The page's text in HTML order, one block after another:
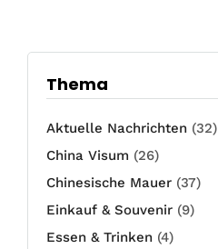
Thema
Aktuelle Nachrichten (32)
China Visum (26)
Chinesische Mauer (37)
Einkauf & Souvenir (9)
Essen & Trinken (4)